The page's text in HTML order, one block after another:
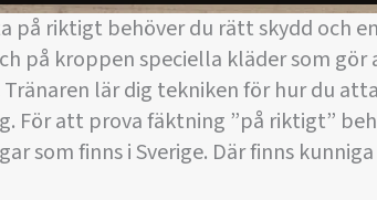
på riktigt behöver du rätt skydd och
på kroppen speciella kläder som
lär dig tekniken för hur du
För att prova fäktning ”på riktigt”
som finns i Sverige. Där finns